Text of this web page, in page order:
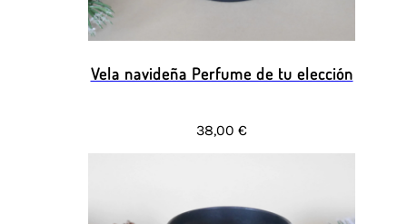
Vela navideña Perfume de tu elección
38,00 €